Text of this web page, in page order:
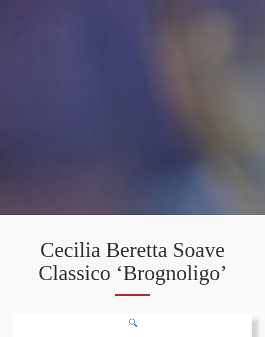
Cecilia Beretta Soave
Classico ‘Brognoligo’
🔍